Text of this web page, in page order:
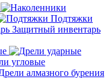
Подтяжки
Защитный инвентарь
угловые